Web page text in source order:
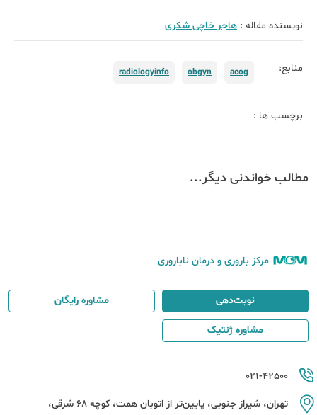
نویسنده مقاله : هاجر خاچی شکری
منابع: acog
obgyn
radiologyinfo
برچسب ها :
مطالب خواندنی دیگر...
مرکز باروری و درمان ناباروری
021-42500
تهران، شیراز جنوبی، پایین‌تر از اتوبان همت، کوچه 68 شرقی،
نوبت‌دهی مشاوره رایگان
مشاوره ژنتیک